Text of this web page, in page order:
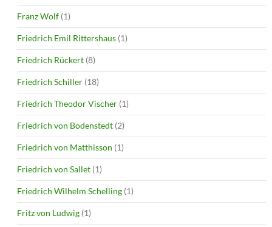
Franz Wolf (1)
Friedrich Emil Rittershaus (1)
Friedrich Rückert (8)
Friedrich Schiller (18)
Friedrich Theodor Vischer (1)
Friedrich von Bodenstedt (2)
Friedrich von Matthisson (1)
Friedrich von Sallet (1)
Friedrich Wilhelm Schelling (1)
Fritz von Ludwig (1)